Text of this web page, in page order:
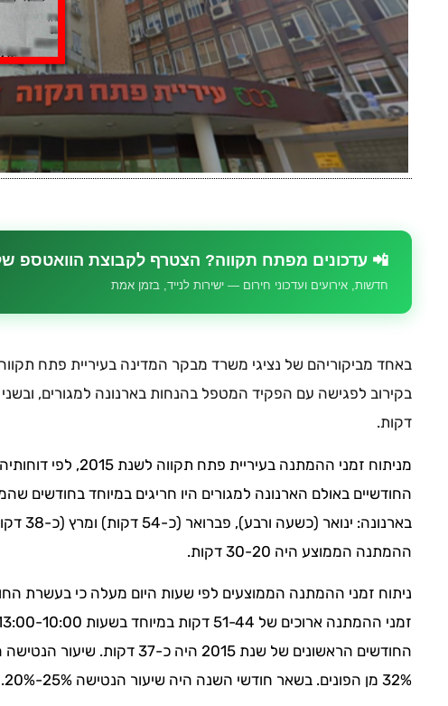
📲 עדכונים מפתח תקווה? הצטרף לקבוצת הוואטספ
חדשות, אירועים ועדכוני חירום — ישירות לנייד, בזמן אמת
דקות.
מניתוח זמני ההמתנה
החודשיים באולם הארנונה למגורים היו חריגים במיוחד
ההמתנה הממוצע היה 30-20 דקות.
החודשים הראשונים של שנת 2015 היה
32% מן הפונים. בשאר חודשי השנה היה שיעור הנטישה 25%-20%.